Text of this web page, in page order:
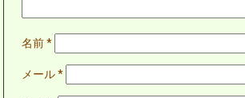
名前*
メール*